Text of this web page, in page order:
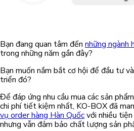
Bạn đang quan tâm đến những ngành
trong những năm gần đây?
Bạn muốn nắm bắt cơ hội để đầu tư
triển đó?
Để đáp ứng nhu cầu mua các sản
chi phí tiết kiệm nhất, KO-BOX đã
vụ order hàng Hàn Quốcvới nhiều tiện
nhưng vẫn đảm bảo chất lượng sản